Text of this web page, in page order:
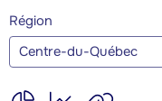
Région
Centre-du-Québec